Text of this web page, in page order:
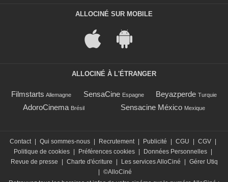
ALLOCINÉ SUR MOBILE
ALLOCINÉ À L'ÉTRANGER
Filmstarts Allemagne SensaCine Espagne Beyazperde Turquie
AdoroCinema Brésil Sensacine México Mexique
Contact | Qui sommes-nous | Recrutement | Publicité | CGU | CGV |
Politique de cookies | Préférences cookies | Données Personnelles |
Revue de presse
| Charte d'écriture | Les services AlloCiné | Gérer Utiq
| ©AlloCiné